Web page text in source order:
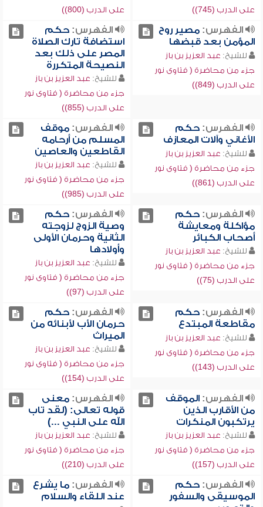
على الدرب (745))
على الدرب (800))
الفهرس:مصير روح
المؤمن بعد قبضها
للشيخ: عبد العزيز بن باز
جزء من محاضرة ( فتاوى نور
على الدرب (849))
الفهرس:حكم
استضافة تارك الصلاة
المصر على ذلك بعد
النصيحة المتكررة
للشيخ: عبد العزيز بن باز
جزء من محاضرة ( فتاوى نور
على الدرب (855))
الفهرس:حكم
الأغاني وآلات المعازف
للشيخ: عبد العزيز بن باز
جزء من محاضرة ( فتاوى نور
على الدرب (861))
الفهرس:موقف
المسلم من أرحامه
القاطعين والعاصين
للشيخ: عبد العزيز بن باز
جزء من محاضرة ( فتاوى نور
على الدرب (985))
الفهرس:حكم
مؤاكلة ومعايشة
أصحاب الكبائر
للشيخ: عبد العزيز بن باز
جزء من محاضرة ( فتاوى نور
على الدرب (75))
الفهرس:حكم
وصية الزوج لزوجته
الثانية وحرمان الأولى
وأولادها
للشيخ: عبد العزيز بن باز
جزء من محاضرة ( فتاوى نور
على الدرب (97))
الفهرس:حكم
مقاطعة المبتدع
للشيخ: عبد العزيز بن باز
جزء من محاضرة ( فتاوى نور
على الدرب (143))
الفهرس:حكم
حرمان الأب لأبنائه من
الميراث
للشيخ: عبد العزيز بن باز
جزء من محاضرة ( فتاوى نور
على الدرب (154))
الفهرس:الموقف
من الأقارب الذين
يرتكبون المنكرات
للشيخ: عبد العزيز بن باز
جزء من محاضرة ( فتاوى نور
على الدرب (157))
الفهرس:معنى
قوله تعالى: (لقد تاب
الله على النبي ...)
للشيخ: عبد العزيز بن باز
جزء من محاضرة ( فتاوى نور
على الدرب (210))
الفهرس:حكم
الموسيقى والسفور
الفهرس:ما يشرع
عند اللقاء والسلام